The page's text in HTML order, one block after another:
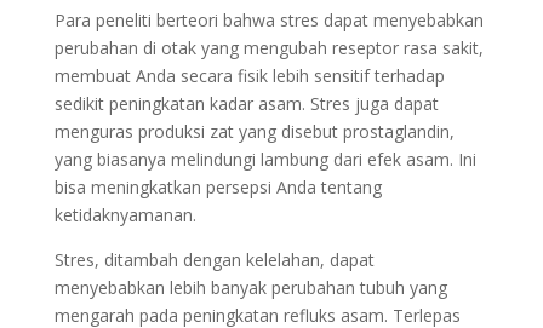
Para peneliti berteori bahwa stres dapat menyebabkan
perubahan di otak yang mengubah reseptor rasa sakit,
membuat Anda secara fisik lebih sensitif terhadap
sedikit peningkatan kadar asam. Stres juga dapat
menguras produksi zat yang disebut prostaglandin,
yang biasanya melindungi lambung dari efek asam. Ini
bisa meningkatkan persepsi Anda tentang
ketidaknyamanan.
Stres, ditambah dengan kelelahan, dapat
menyebabkan lebih banyak perubahan tubuh yang
mengarah pada peningkatan refluks asam. Terlepas